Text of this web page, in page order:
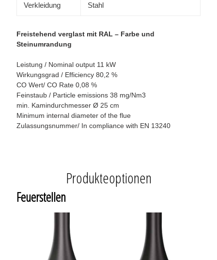
Verkleidung Stahl
Freistehend verglast mit RAL – Farbe und
Steinumrandung
Leistung / Nominal output 11 kW
Wirkungsgrad / Efficiency 80,2 %
CO Wert/ CO Rate 0,08 %
Feinstaub / Particle emissions 38 mg/Nm3
min. Kamindurchmesser Ø 25 cm
Minimum internal diameter of the flue
Zulassungsnummer/ In compliance with EN 13240
Produkteoptionen
Feuerstellen